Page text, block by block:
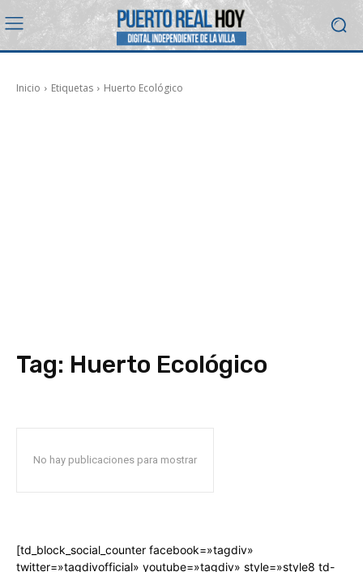
Inicio Etiquetas Huerto Ecológico
Tag: Huerto Ecológico
No hay publicaciones para mostrar
[td_block_social_counter facebook=»tagdiv»
twitter=»tagdivofficial» youtube=»tagdiv» style=»style8 td-